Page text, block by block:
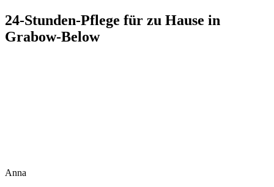
24-Stunden-Pflege für zu Hause in
Grabow-Below
Anna